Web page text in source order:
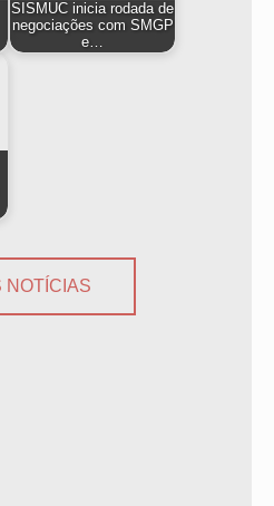
SISMUC inicia rodada de
negociações com SMGP
e…
NOTÍCIAS